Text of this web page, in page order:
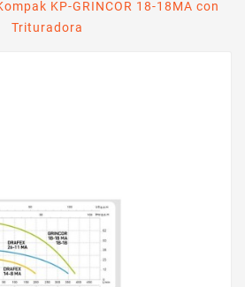
KP-GRINCOR 18-18MA con
Trituradora